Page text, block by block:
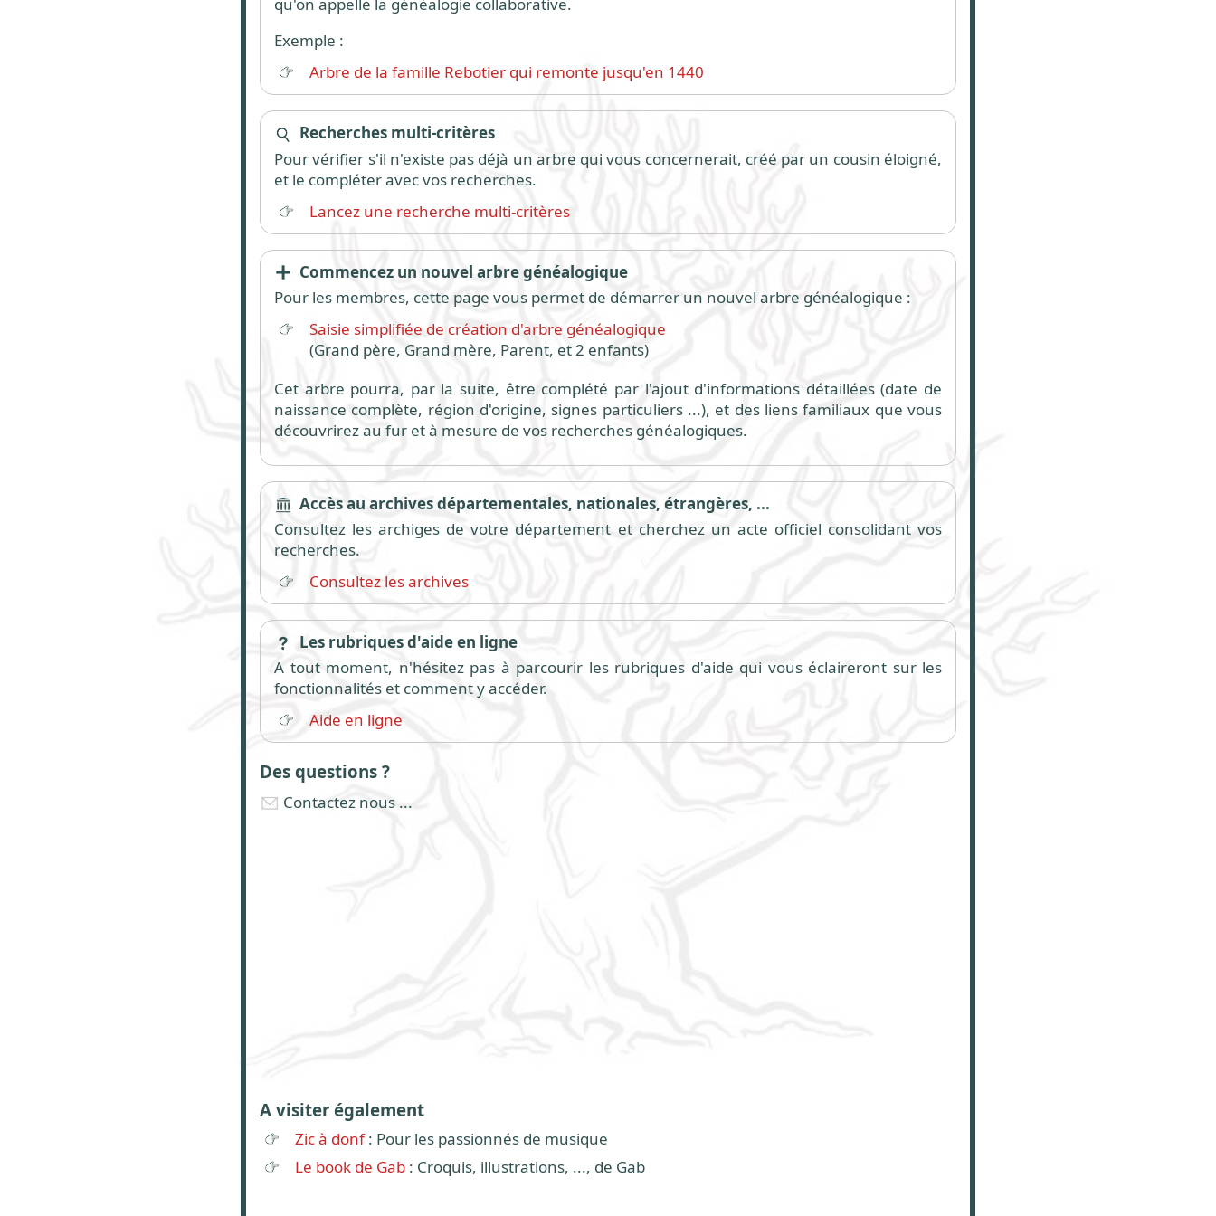
Exemple :
Arbre de la famille Rebotier qui remonte jusqu'en 1440
Recherches multi-critères
Pour vérifier s'il n'existe pas déjà un arbre qui vous concernerait, créé par un cousin éloigné,
et le compléter avec vos recherches.
Lancez une recherche multi-critères
Commencez un nouvel arbre généalogique
Pour les membres, cette page vous permet de démarrer un nouvel arbre généalogique :
Saisie simplifiée de création d'arbre généalogique
(Grand père, Grand mère, Parent, et 2 enfants)
Cet arbre pourra, par la suite, être complété par l'ajout d'informations détaillées (date de
naissance complète, région d'origine, signes particuliers ...), et des liens familiaux que vous
découvrirez au fur et à mesure de vos recherches généalogiques.
Accès au archives départementales, nationales, étrangères, ...
Consultez les archiges de votre département et cherchez un acte officiel consolidant vos
recherches.
Consultez les archives
Les rubriques d'aide en ligne
A tout moment, n'hésitez pas à parcourir les rubriques d'aide qui vous éclaireront sur les
fonctionnalités et comment y accéder.
Aide en ligne
Des questions ?
Contactez nous ...
A visiter également
Zic à donf: Pour les passionnés de musique
Le book de Gab : Croquis, illustrations, ..., de Gab